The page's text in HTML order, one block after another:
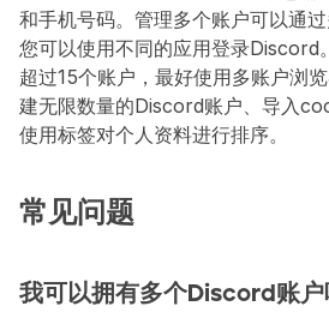
和手机号码。管理多个账户可以通
您可以使用不同的应用登录Discord
超过15个账户，最好使用多账户浏
建无限数量的Discord账户、导入
使用标签对个人资料进行排序。
常见问题
我可以拥有多个Discord账户